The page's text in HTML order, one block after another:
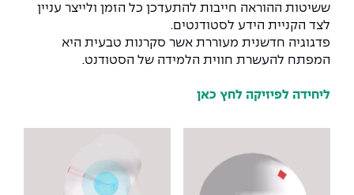
ששיטות ההוראה חייבות להתעדכן כל הזמן ולייצר עניין
לצד הקניית הידע לסטודנטים.
פדגוגיה חדשנית מעוררת אשר סקרנות טבעית היא
המפתח להעשרת חווית הלמידה של הסטודנט.
ליחידה לפיזיקה לחץ כאן
לכל הקורסים
סמסטר ראשון בתיכון